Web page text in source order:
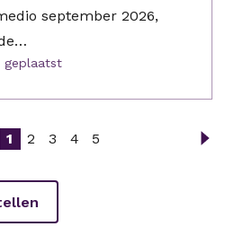
september 2026,
geplaatst
1 2 3 4 5